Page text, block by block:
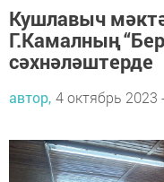
Кушлавыч
Г.Камалның
сәхнәләштерде
автор, 4 октябрь 2023